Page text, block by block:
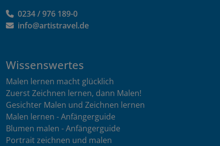
0234 / 976 189-0
info@artistravel.de
Wissenswertes
Malen lernen macht glücklich
Zuerst Zeichnen lernen, dann Malen!
Gesichter Malen und Zeichnen lernen
Malen lernen - Anfängerguide
Blumen malen - Anfängerguide
Portrait zeichnen und malen